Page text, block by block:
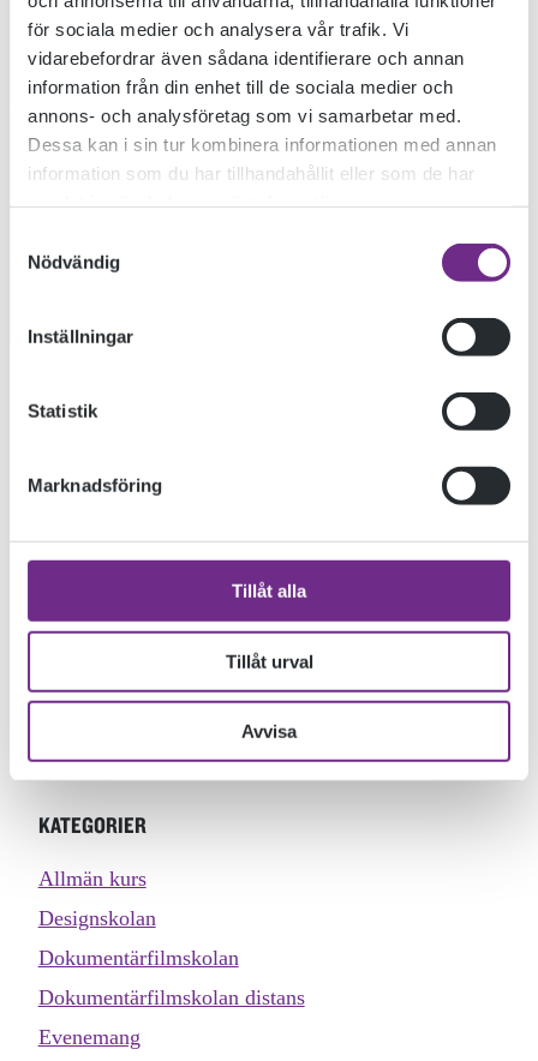
för sociala medier och analysera vår trafik. Vi
vidarebefordrar även sådana identifierare och annan
information från din enhet till de sociala medier och
annons- och analysföretag som vi samarbetar med.
Dessa kan i sin tur kombinera informationen med annan
information som du har tillhandahållit eller som de har
Nödvändig
Inställningar
Statistik
Marknadsföring
Tillåt alla
Tillåt urval
Avvisa
RÖRELSE I
ZOKKER
2019-12-02
Konstskolan 2 bjuder in till storslagen utställning på Zokkers
Under tre veckor har 7 konstnärer tagit över och stöpt om en
Välkomna på vernissage den 5.e dec 17.00 – 20.00 på
Utställningen är även öppen under lördagen den 7.e dec
Varmt välkomna!
KATEGORIER
Allmän kurs
Designskolan
Dokumentärfilmskolan
Dokumentärfilmskolan distans
Evenemang